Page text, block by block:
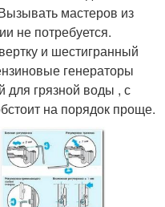
мастеров из
не потребуется.
и шестигранный
генераторы
для грязной воды , с
на порядок проще.